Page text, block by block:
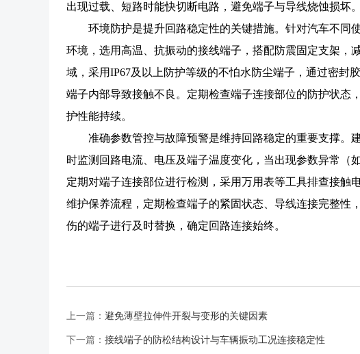
出现过载、短路时能快切断电路，避免端子与导线烧蚀损坏。
环境防护是提升回路稳定性的关键措施。针对汽车不同
环境，选用高温、抗振动的接线端子，搭配防震固定支架，
域，采用IP67及以上防护等级的不怕水防尘端子，通过密封
端子内部导致接触不良。定期检查端子连接部位的防护状态
护性能持续。
准确参数管控与故障预警是维持回路稳定的重要支撑。
时监测回路电流、电压及端子温度变化，当出现参数异常（
定期对端子连接部位进行检测，采用万用表等工具排查接触
维护保养流程，定期检查端子的紧固状态、导线连接完整性
伤的端子进行及时替换，确定回路连接始终。
上一篇： 避免薄壁拉伸件开裂与变形的关键因素
下一篇： 接线端子的防松结构设计与车辆振动工况连接稳定性